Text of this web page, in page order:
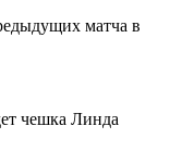
матча в
чешка Линда